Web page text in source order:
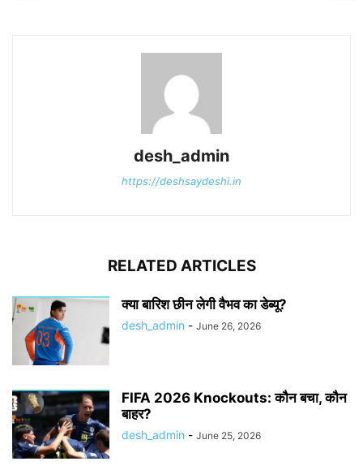
desh_admin
https://deshsaydeshi.in
RELATED ARTICLES
क्या बारिश छीन लेगी वैभव का डेब्यू?
desh_admin - June 26, 2026
FIFA 2026 Knockouts: कौन बचा, कौन
बाहर?
desh_admin - June 25, 2026